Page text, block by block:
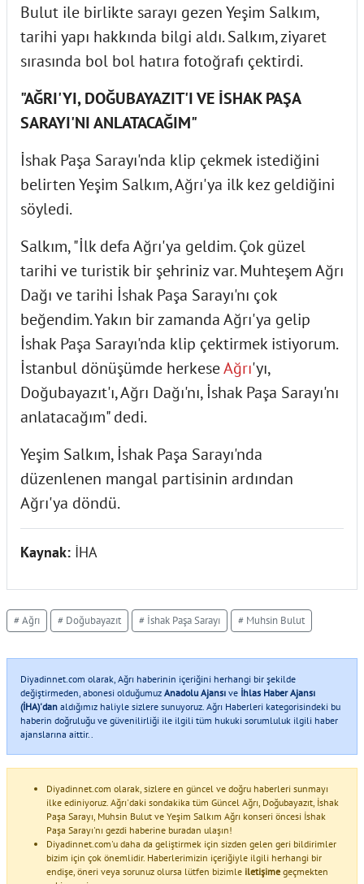
Bulut ile birlikte sarayı gezen Yeşim Salkım,
tarihi yapı hakkında bilgi aldı. Salkım, ziyaret
sırasında bol bol hatıra fotoğrafı çektirdi.
"AĞRI'YI, DOĞUBAYAZIT'I VE İSHAK PAŞA
SARAYI'NI ANLATACAĞIM"
İshak Paşa Sarayı'nda klip çekmek istediğini
belirten Yeşim Salkım, Ağrı'ya ilk kez geldiğini
söyledi.
Salkım, "İlk defa Ağrı'ya geldim. Çok güzel
tarihi ve turistik bir şehriniz var. Muhteşem Ağrı
Dağı ve tarihi İshak Paşa Sarayı'nı çok
beğendim. Yakın bir zamanda Ağrı'ya gelip
İshak Paşa Sarayı'nda klip çektirmek istiyorum.
İstanbul dönüşümde herkeseAğrı'yı,
Doğubayazıt'ı, Ağrı Dağı'nı, İshak Paşa Sarayı'nı
anlatacağım" dedi.
Yeşim Salkım, İshak Paşa Sarayı'nda
düzenlenen mangal partisinin ardından
Ağrı'ya döndü.
Kaynak: İHA
# Ağrı # Doğubayazıt # İshak Paşa Sarayı # Muhsin Bulut
Diyadinnet.com olarak, Ağrı haberinin içeriğini herhangi bir şekilde
değiştirmeden, abonesi olduğumuz Anadolu Ajansı ve İhlas Haber Ajansı
(İHA)'dan aldığımız haliyle sizlere sunuyoruz. Ağrı Haberleri kategorisindeki bu
haberin doğruluğu ve güvenilirliği ile ilgili tüm hukuki sorumluluk ilgili haber
ajanslarına aittir..
Diyadinnet.com olarak, sizlere en güncel ve doğru haberleri sunmayı
ilke ediniyoruz. Ağrı'daki sondakika tüm Güncel Ağrı, Doğubayazıt, İshak
Paşa Sarayı, Muhsin Bulut ve Yeşim Salkım Ağrı konseri öncesi İshak
Paşa Sarayı'nı gezdi haberine buradan ulaşın!
Diyadinnet.com'u daha da geliştirmek için sizden gelen geri bildirimler
bizim için çok önemlidir. Haberlerimizin içeriğiyle ilgili herhangi bir
endişe, öneri veya sorunuz olursa lütfen bizimle iletişime geçmekten